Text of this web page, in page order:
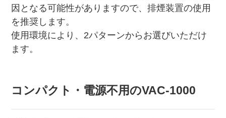
因となる可能性がありますので、排煙装置の使用
を推奨します。
使用環境により、2パターンからお選びいただけ
ます。
コンパクト・電源不用のVAC-1000